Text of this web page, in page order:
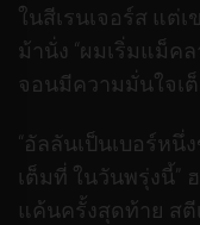
ในสีเรนเจอร์ส แต่
ม้านั่ง “ผมเริ่มแม็ค
จอนมีความมั่นใจเ
“อัลลันเป็นเบอร์หนึ่
เต็มที่ ในวันพรุ่งนี้”
แค้นครั้งสุดท้าย ส